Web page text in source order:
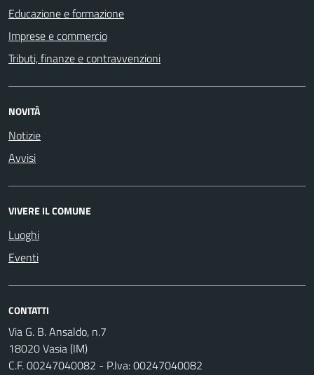
Educazione e formazione
Imprese e commercio
Tributi, finanze e contravvenzioni
NOVITÀ
Notizie
Avvisi
VIVERE IL COMUNE
Luoghi
Eventi
CONTATTI
Via G. B. Ansaldo, n.7
18020 Vasia (IM)
C.F. 00247040082 - P.Iva: 00247040082